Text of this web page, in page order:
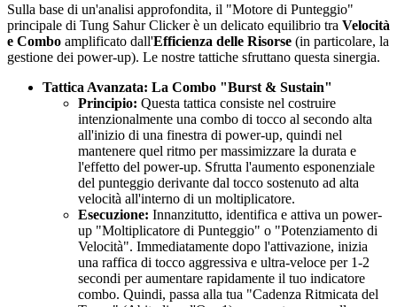
Sulla base di un'analisi approfondita, il "Motore di Punteggio"
principale di Tung Sahur Clicker è un delicato equilibrio tra Velocità
e Combo amplificato dall'Efficienza delle Risorse (in particolare, la
gestione dei power-up). Le nostre tattiche sfruttano questa sinergia.
Tattica Avanzata: La Combo "Burst & Sustain"
Principio: Questa tattica consiste nel costruire
intenzionalmente una combo di tocco al secondo alta
all'inizio di una finestra di power-up, quindi nel
mantenere quel ritmo per massimizzare la durata e
l'effetto del power-up. Sfrutta l'aumento esponenziale
del punteggio derivante dal tocco sostenuto ad alta
velocità all'interno di un moltiplicatore.
Esecuzione: Innanzitutto, identifica e attiva un power-
up "Moltiplicatore di Punteggio" o "Potenziamento di
Velocità". Immediatamente dopo l'attivazione, inizia
una raffica di tocco aggressiva e ultra-veloce per 1-2
secondi per aumentare rapidamente il tuo indicatore
combo. Quindi, passa alla tua "Cadenza Ritmicata del